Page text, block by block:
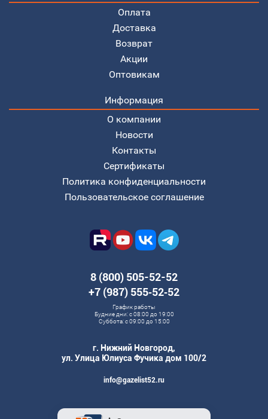
Оплата
Доставка
Возврат
Акции
Оптовикам
Информация
О компании
Новости
Контакты
Сертификаты
Политика конфиденциальности
Пользовательское соглашение
8 (800) 505-52-52
+7 (987) 555‑52‑52
График работы
Будние дни: с 08:00 до 19:00
Суббота: с 09:00 до 15:00
г. Нижний Новгород,
ул. Улица Юлиуса Фучика дом 100/2
info@gazelist52.ru